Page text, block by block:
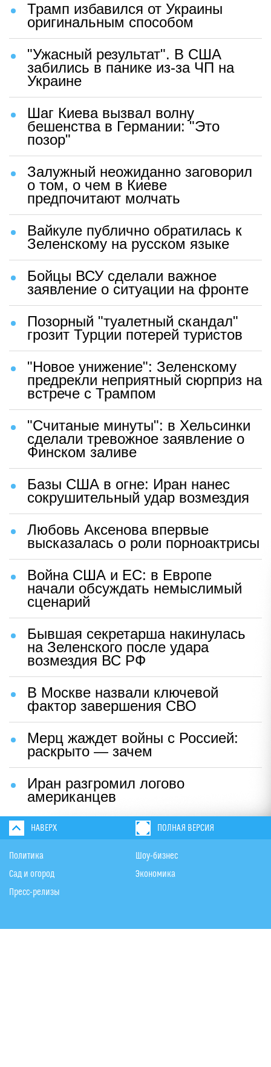
Трамп избавился от Украины
оригинальным способом
"Ужасный результат". В США
забились в панике из-за ЧП на
Украине
Шаг Киева вызвал волну
бешенства в Германии: "Это
позор"
Залужный неожиданно заговорил
о том, о чем в Киеве
предпочитают молчать
Вайкуле публично обратилась к
Зеленскому на русском языке
Бойцы ВСУ сделали важное
заявление о ситуации на фронте
Позорный "туалетный скандал"
грозит Турции потерей туристов
"Новое унижение": Зеленскому
предрекли неприятный сюрприз на
встрече с Трампом
"Считаные минуты": в Хельсинки
сделали тревожное заявление о
Финском заливе
Базы США в огне: Иран нанес
сокрушительный удар возмездия
Любовь Аксенова впервые
высказалась о роли порноактрисы
Война США и ЕС: в Европе
начали обсуждать немыслимый
сценарий
Бывшая секретарша накинулась
на Зеленского после удара
возмездия ВС РФ
В Москве назвали ключевой
фактор завершения СВО
Мерц жаждет войны с Россией:
раскрыто — зачем
Иран разгромил логово
американцев
НАВЕРХ ПОЛНАЯ ВЕРСИЯ
Политика
Сад и огород
Пресс-релизы
Шоу-бизнес
Экономика